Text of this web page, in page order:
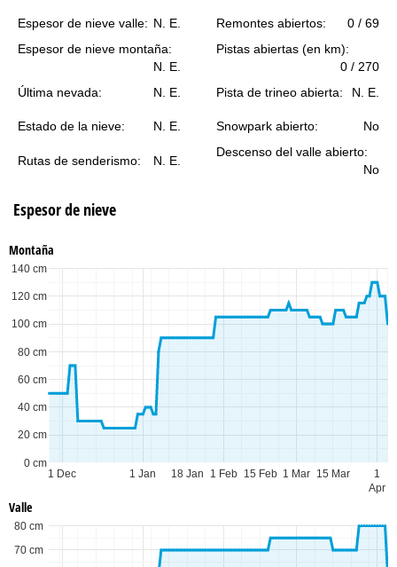
c
i
p
a
Espesor de nieve valle: N. E. Remontes abiertos:
0 / 69
Espesor de nieve montaña:
N. E.
Pistas abiertas (en km):
0 / 270
Última nevada:
N. E. Pista de trineo abierta: N. E.
Estado de la nieve: N. E. Snowpark abierto: No
Rutas de senderismo: N. E.
Descenso del valle abierto:
No
Espesor de nieve
Montaña
1 Dec 1 Jan 1 Feb 1 Mar
1
Apr
18 Jan 15 Feb 15 Mar
0 cm
20 cm
40 cm
60 cm
80 cm
100 cm
120 cm
140 cm
Valle
70 cm
80 cm